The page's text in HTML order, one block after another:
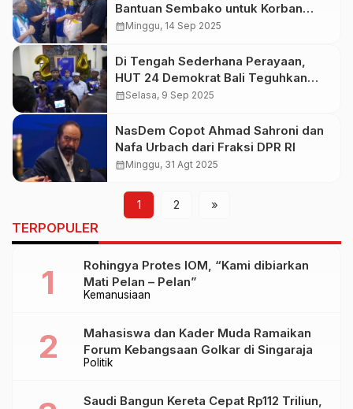
Bantuan Sembako untuk Korban
Banjir dan Longsor
calendar_monthMinggu, 14 Sep 2025
Di Tengah Sederhana Perayaan,
HUT 24 Demokrat Bali Teguhkan
Jalan Perjuangan Rakyat
calendar_monthSelasa, 9 Sep 2025
NasDem Copot Ahmad Sahroni dan
Nafa Urbach dari Fraksi DPR RI
calendar_monthMinggu, 31 Agt 2025
1 2 »
TERPOPULER
Kemanusiaan
Rohingya Protes IOM, “Kami dibiarkan
Mati Pelan – Pelan”
Politik
Mahasiswa dan Kader Muda Ramaikan
Forum Kebangsaan Golkar di Singaraja
Saudi Bangun Kereta Cepat Rp112 Triliun,